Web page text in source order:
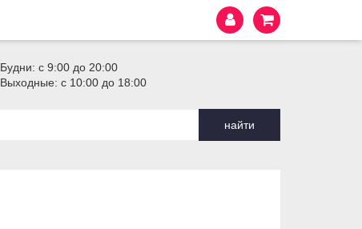
Будни: с 9:00 до 20:00
Выходные: с 10:00 до 18:00
найти